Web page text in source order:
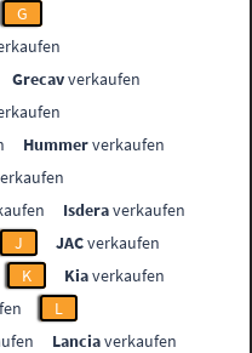
G
Grecavverkaufen
Hummerverkaufen
Isderaverkaufen
J JACverkaufen
K Kiaverkaufen
L
Lanciaverkaufen